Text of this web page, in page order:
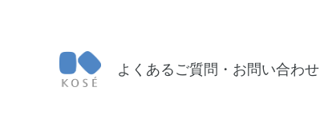
よくあるご質問・お問い合わせ